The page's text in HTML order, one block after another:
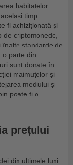
habitatelor
timp
fi achiziționată și
criptomonede,
înalte standarde de
o parte din
sunt donate în
maimuțelor și
mediului și
poate fi o
prețului
din ultimele luni